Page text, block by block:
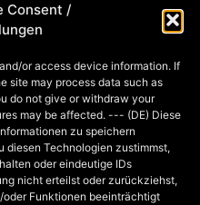
Consent /
or access device information. If
site may process data such as
do not give or withdraw your
may be affected. --- (DE) Diese
zu speichern
diesen Technologien zustimmst,
oder eindeutige IDs
nicht erteilst oder zurückziehst,
Funktionen beeinträchtigt